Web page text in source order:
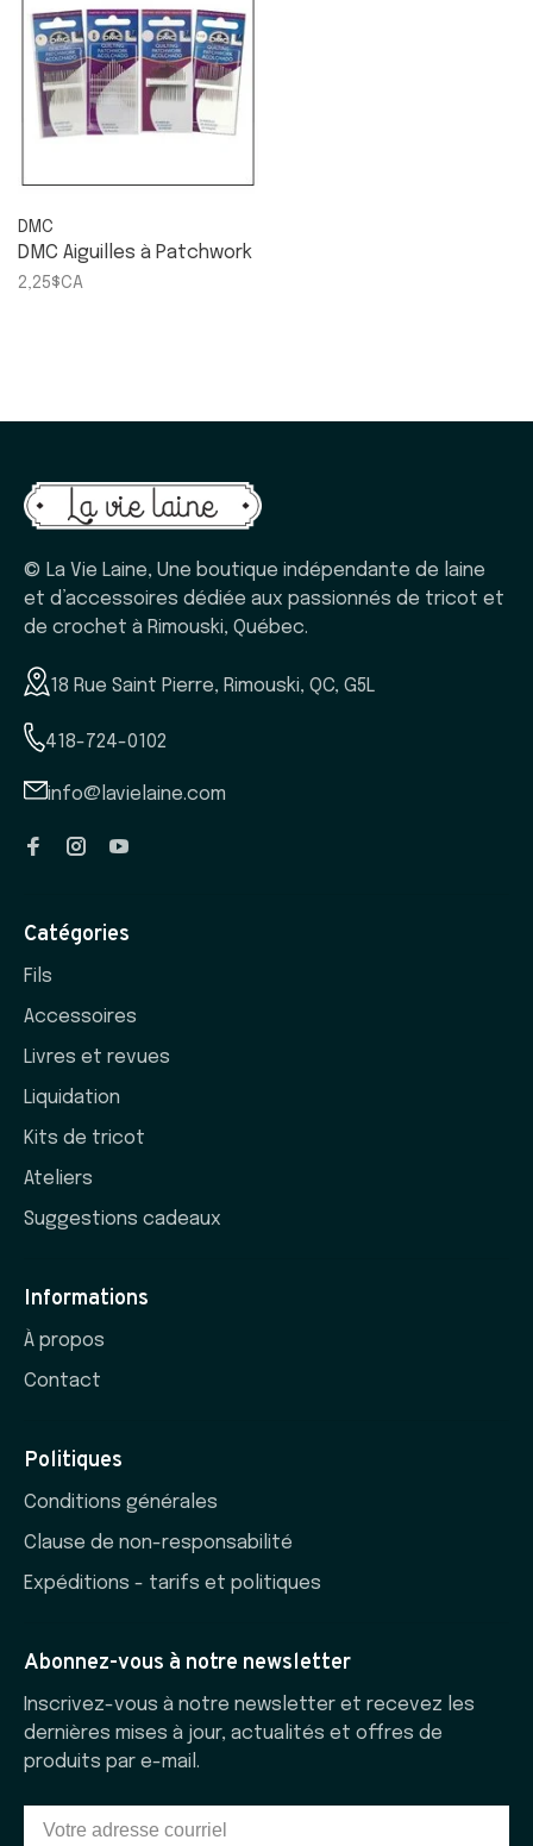
DMC
DMC Aiguilles à Patchwork
2,25$CA
© La Vie Laine, Une boutique indépendante de laine
et d’accessoires dédiée aux passionnés de tricot et
de crochet à Rimouski, Québec.
18 Rue Saint Pierre, Rimouski, QC, G5L
418-724-0102
info@lavielaine.com
Catégories
Fils
Accessoires
Livres et revues
Liquidation
Kits de tricot
Ateliers
Suggestions cadeaux
Informations
À propos
Contact
Politiques
Conditions générales
Clause de non-responsabilité
Expéditions - tarifs et politiques
Abonnez-vous à notre newsletter
Inscrivez-vous à notre newsletter et recevez les
dernières mises à jour, actualités et offres de
produits par e-mail.